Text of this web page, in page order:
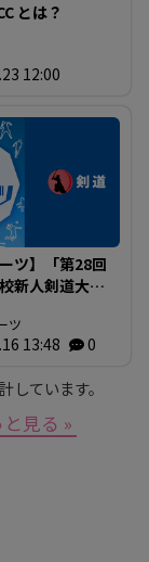
とは？
12:00
ツ】「第28回
新人剣道大
ツ
13:48 0
ています。
見る »